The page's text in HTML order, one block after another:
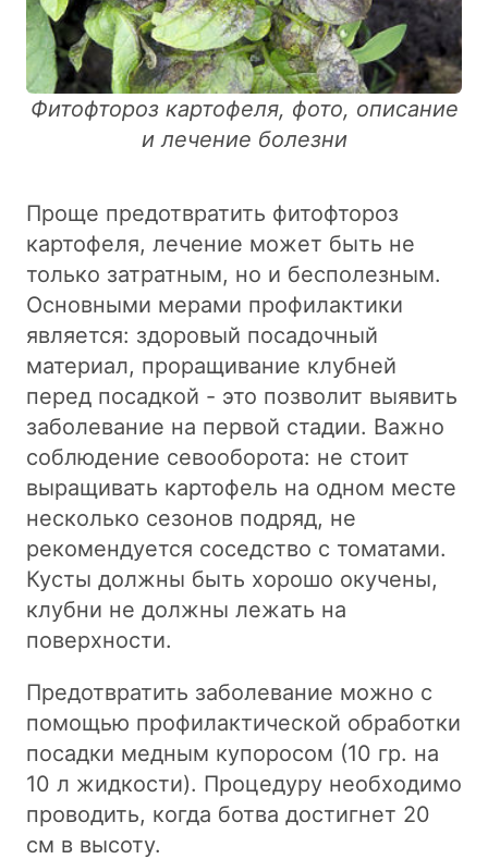
Фитофтороз картофеля, фото, описание
и лечение болезни
Проще предотвратить фитофтороз
картофеля, лечение может быть не
только затратным, но и бесполезным.
Основными мерами профилактики
является: здоровый посадочный
материал, проращивание клубней
перед посадкой - это позволит выявить
заболевание на первой стадии. Важно
соблюдение севооборота: не стоит
выращивать картофель на одном месте
несколько сезонов подряд, не
рекомендуется соседство с томатами.
Кусты должны быть хорошо окучены,
клубни не должны лежать на
поверхности.
Предотвратить заболевание можно с
помощью профилактической обработки
посадки медным купоросом (10 гр. на
10 л жидкости). Процедуру необходимо
проводить, когда ботва достигнет 20
см в высоту.